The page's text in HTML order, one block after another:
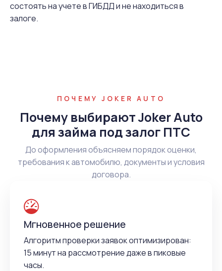
состоять на учете в ГИБДД и не находиться в
залоге.
ПОЧЕМУ JOKER AUTO
Почему выбирают Joker Auto
для займа под залог ПТС
До оформления объясняем порядок оценки,
требования к автомобилю, документы и условия
договора.
Мгновенное решение
Алгоритм проверки заявок оптимизирован:
15 минут на рассмотрение даже в пиковые
часы.